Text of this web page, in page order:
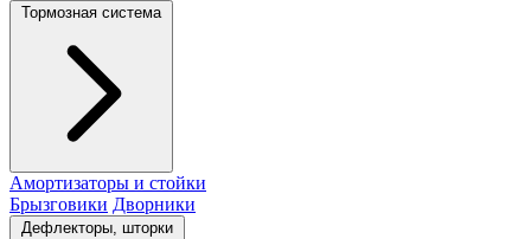
Тормозная система
Амортизаторы и стойки
Брызговики Дворники
Дефлекторы, шторки